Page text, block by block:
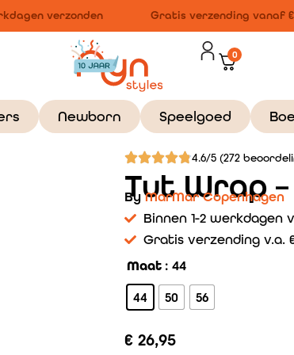
verzonden Gratis verzending vanaf
0
Newborn Speelgoed
4.6/5 (272
Tut Wrap
ByMarMar Copenhagen
Binnen 1-2 werkdagen
Gratis verzending v.a.
Maat : 44
44 50 56
€ 26,95